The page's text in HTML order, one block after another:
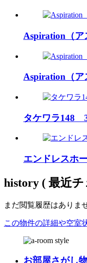
Aspiration（
Aspiration（ア
タケワラ148
エンドレスホ
history ( 最近
まだ閲覧履歴はありま
この物件の詳細や空室
お部屋さがし